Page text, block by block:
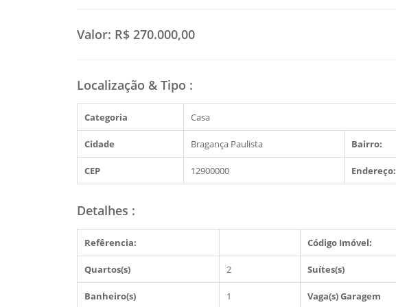
Valor: R$ 270.000,00
Localização & Tipo :
Categoria Casa
Cidade Bragança Paulista Bairro:
CEP 12900000 Endereço:
Detalhes :
Refêrencia: Código Imóvel:
Quartos(s) 2 Suítes(s)
Banheiro(s) 1 Vaga(s) Garagem